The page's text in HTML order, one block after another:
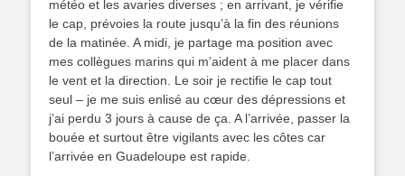
météo et les avaries diverses ; en arrivant, je vérifie
le cap, prévoies la route jusqu’à la fin des réunions
de la matinée. A midi, je partage ma position avec
mes collègues marins qui m’aident à me placer dans
le vent et la direction. Le soir je rectifie le cap tout
seul – je me suis enlisé au cœur des dépressions et
j’ai perdu 3 jours à cause de ça. A l’arrivée, passer la
bouée et surtout être vigilants avec les côtes car
l’arrivée en Guadeloupe est rapide.